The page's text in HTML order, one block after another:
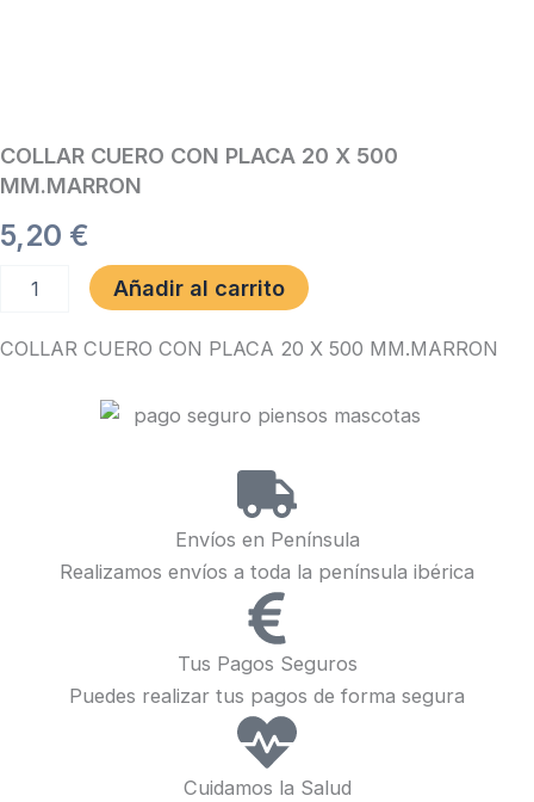
COLLAR CUERO CON PLACA 20 X 500
MM.MARRON
5,20 €
CUERO
PLACA
Añadir al carrito
COLLAR CUERO CON PLACA 20 X 500 MM.MARRON
Envíos en Península
Realizamos envíos a toda la península ibérica
Tus Pagos Seguros
Puedes realizar tus pagos de forma segura
Cuidamos la Salud